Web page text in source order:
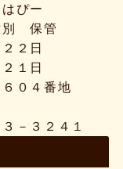
ぴー
別 保管
２日
１日
０４番地
３２４１